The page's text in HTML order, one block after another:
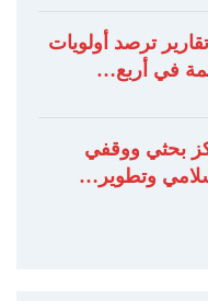
السبت.. 9 تقارير ترصد أولويات
في أربع…
بحثي ووقفي
وتطوير…